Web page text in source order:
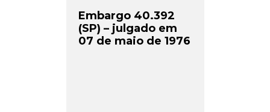
Embargo 40.392
(SP) – julgado em
07 de maio de 1976